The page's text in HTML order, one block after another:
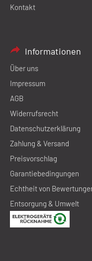
Kontakt
Informationen
Über uns
Impressum
AGB
Widerrufsrecht
Datenschutzerklärung
Zahlung & Versand
Preisvorschlag
Garantiebedingungen
Echtheit von
Entsorgung & Umwelt